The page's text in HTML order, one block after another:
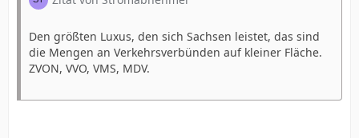
Den größten Luxus, den sich Sachsen leistet, das sind
die Mengen an Verkehrsverbünden auf kleiner Fläche.
ZVON, VVO, VMS, MDV.